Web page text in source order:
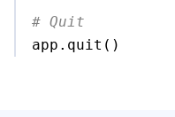
# Quit
app. quit ( )